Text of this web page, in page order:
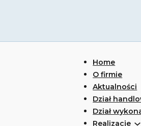
Home
O firmie
Aktualności
Dział
Dział
Realizacje